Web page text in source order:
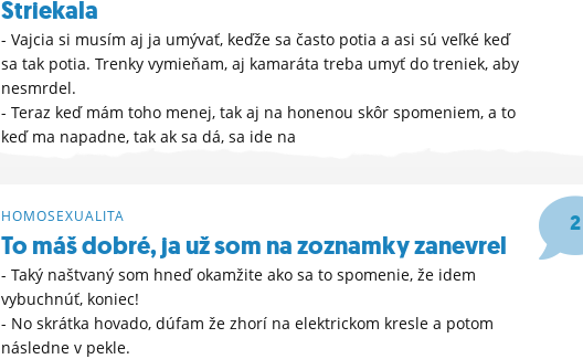
Striekala
- Vajcia si musím aj ja umývať, keďže sa často potia a asi sú veľké keď
sa tak potia. Trenky vymieňam, aj kamaráta treba umyť do treniek, aby
nesmrdel.
- Teraz keď mám toho menej, tak aj na honenou skôr spomeniem, a to
keď ma napadne, tak ak sa dá, sa ide na
2
HOMOSEXUALITA
To máš dobré, ja už som na zoznamky zanevrel
- Taký naštvaný som hneď okamžite ako sa to spomenie, že idem
vybuchnúť, koniec!
- No skrátka hovado, dúfam že zhorí na elektrickom kresle a potom
následne v pekle.